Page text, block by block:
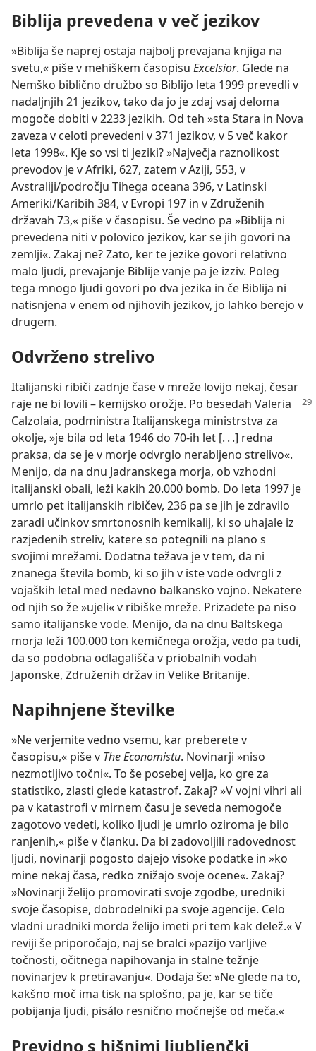
Biblija prevedena v več jezikov
»Biblija še naprej ostaja najbolj prevajana knjiga na
svetu,« piše v mehiškem časopisu Excelsior. Glede na
Nemško biblično družbo so Biblijo leta 1999 prevedli v
nadaljnjih 21 jezikov, tako da jo je zdaj vsaj deloma
mogoče dobiti v 2233 jezikih. Od teh »sta Stara in Nova
zaveza v celoti prevedeni v 371 jezikov, v 5 več kakor
leta 1998«. Kje so vsi ti jeziki? »Največja raznolikost
prevodov je v Afriki, 627, zatem v Aziji, 553, v
Avstraliji/področju Tihega oceana 396, v Latinski
Ameriki/Karibih 384, v Evropi 197 in v Združenih
državah 73,« piše v časopisu. Še vedno pa »Biblija ni
prevedena niti v polovico jezikov, kar se jih govori na
zemlji«. Zakaj ne? Zato, ker te jezike govori relativno
malo ljudi, prevajanje Biblije vanje pa je izziv. Poleg
tega mnogo ljudi govori po dva jezika in če Biblija ni
natisnjena v enem od njihovih jezikov, jo lahko berejo v
drugem.
Odvrženo strelivo
Italijanski ribiči zadnje čase v mreže lovijo nekaj, česar
raje ne bi lovili – kemijsko orožje. Po besedah Valeria
Calzolaia, podministra Italijanskega ministrstva za
okolje, »je bila od leta 1946 do 70-ih let [. . .] redna
praksa, da se je v morje odvrglo nerabljeno strelivo«.
Menijo, da na dnu Jadranskega morja, ob vzhodni
italijanski obali, leži kakih 20.000 bomb. Do leta 1997 je
umrlo pet italijanskih ribičev, 236 pa se jih je zdravilo
zaradi učinkov smrtonosnih kemikalij, ki so uhajale iz
razjedenih streliv, katere so potegnili na plano s
svojimi mrežami. Dodatna težava je v tem, da ni
znanega števila bomb, ki so jih v iste vode odvrgli z
vojaških letal med nedavno balkansko vojno. Nekatere
od njih so že »ujeli« v ribiške mreže. Prizadete pa niso
samo italijanske vode. Menijo, da na dnu Baltskega
morja leži 100.000 ton kemičnega orožja, vedo pa tudi,
da so podobna odlagališča v priobalnih vodah
Japonske, Združenih držav in Velike Britanije.
Napihnjene številke
»Ne verjemite vedno vsemu, kar preberete v
časopisu,« piše v The Economistu. Novinarji »niso
nezmotljivo točni«. To še posebej velja, ko gre za
statistiko, zlasti glede katastrof. Zakaj? »V vojni vihri ali
pa v katastrofi v mirnem času je seveda nemogoče
zagotovo vedeti, koliko ljudi je umrlo oziroma je bilo
ranjenih,« piše v članku. Da bi zadovoljili radovednost
ljudi, novinarji pogosto dajejo visoke podatke in »ko
mine nekaj časa, redko znižajo svoje ocene«. Zakaj?
»Novinarji želijo promovirati svoje zgodbe, uredniki
svoje časopise, dobrodelniki pa svoje agencije. Celo
vladni uradniki morda želijo imeti pri tem kak delež.« V
reviji še priporočajo, naj se bralci »pazijo varljive
točnosti, očitnega napihovanja in stalne težnje
novinarjev k pretiravanju«. Dodaja še: »Ne glede na to,
kakšno moč ima tisk na splošno, pa je, kar se tiče
pobijanja ljudi, pisálo resnično močnejše od meča.«
Previdno s hišnimi ljubljenčki